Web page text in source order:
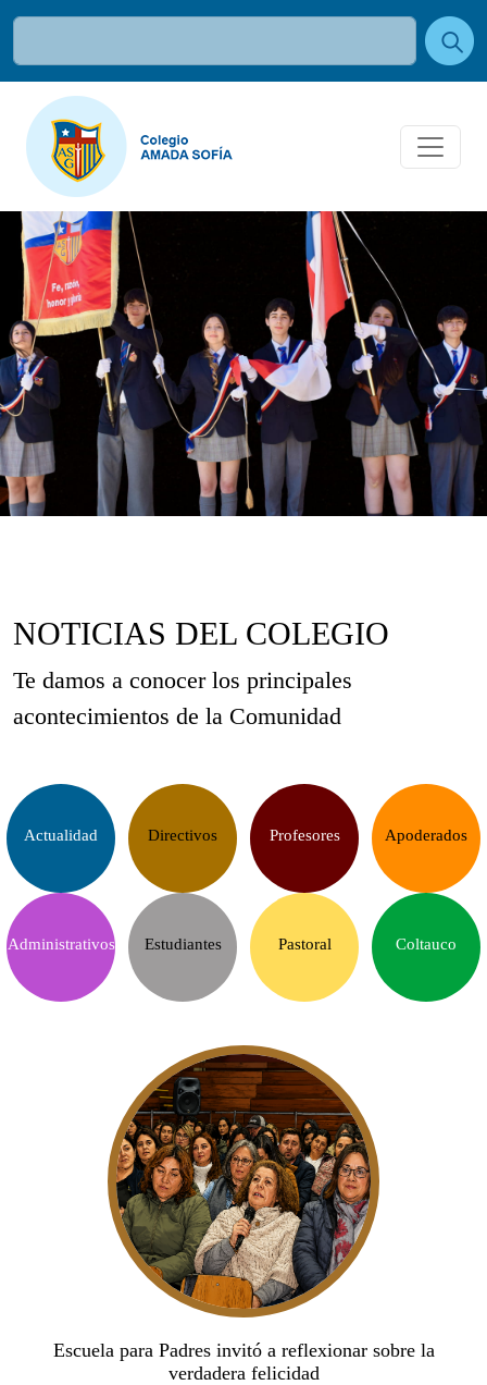
NOTICIAS DEL COLEGIO
Te damos a conocer los principales
acontecimientos de la Comunidad
Actualidad Directivos Profesores Apoderados
Administrativos Estudiantes Pastoral Coltauco
Escuela para Padres invitó a reflexionar sobre la
verdadera felicidad